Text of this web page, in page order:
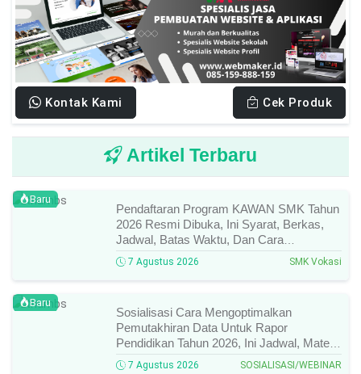
Kontak Kami Cek Produk
Artikel Terbaru
Baru
Pendaftaran Program KAWAN SMK Tahun
2026 Resmi Dibuka, Ini Syarat, Berkas,
Jadwal, Batas Waktu, Dan Cara
Pendaftarannya!
7 Agustus 2026 SMK Vokasi
Baru
Sosialisasi Cara Mengoptimalkan
Pemutakhiran Data Untuk Rapor
Pendidikan Tahun 2026, Ini Jadwal, Materi,
Narasumber, Dan Link Mengikutinya!
7 Agustus 2026 SOSIALISASI/WEBINAR